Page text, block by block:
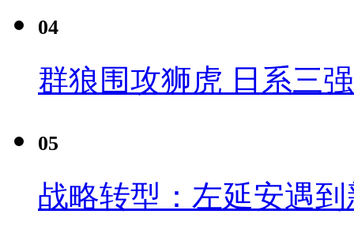
04
群狼围攻狮虎 日系三
05
战略转型：左延安遇